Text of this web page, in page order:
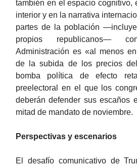
también en el espacio cognitivo,
interior y en la narrativa
partes de la población
propios republicanos—
Administración es «al menos
de la subida de los precios
bomba política de efecto
preelectoral en el que los
deberán defender sus escaños
mitad de mandato de noviembre.
Perspectivas y escenarios
El desafío comunicativo de